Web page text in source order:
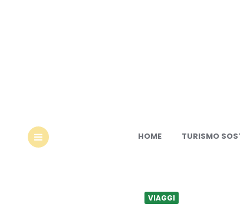
HOME TURISMO
VIAGGI